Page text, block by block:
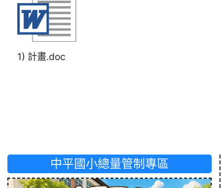
1) 計畫.doc
中平國小總量管制專區